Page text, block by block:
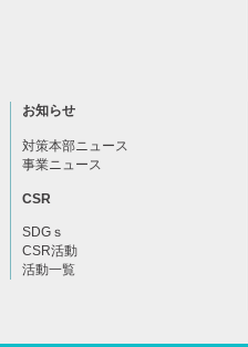
お知らせ
対策本部ニュース
事業ニュース
CSR
SDGｓ
CSR活動
活動一覧